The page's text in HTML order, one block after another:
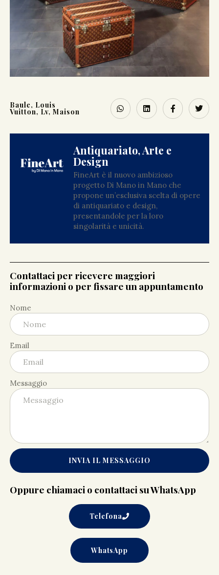
Baule, Louis
Vuitton, Lv, Maison
Antiquariato, Arte e
Design
FineArt è il nuovo ambizioso
progetto Di Mano in Mano che
propone un’esclusiva scelta di opere
di antiquariato e design,
presentandole per la loro
singolarità e unicità.
Contattaci per ricevere maggiori
informazioni o per fissare un appuntamento
Nome
Email
Messaggio
INVIA IL MESSAGGIO
Oppure chiamaci o contattaci su WhatsApp
Telefona
WhatsApp